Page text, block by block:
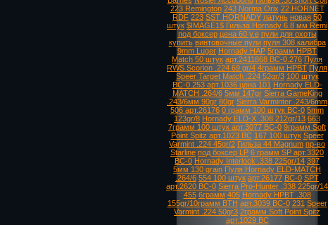
223 Remington 243 Norma Orix 22 HORNET
RDF 223 SST HORNADY латунь новая 50
штук $IMAGE1$ Гильза Hornady 6.8 мм Remi
под боксер цена 60 у.е пули для охоты
купить винтовочные пули пуля 308 калибра
9mm Luger Hornady HAP 5грамм HPBT
Match 50 штук арт.2411868 ВС-0.276 Пуля
RWS Scorion .224 69 gr/4 4грамм HPBT Пуля
Speer Target Match .224 52gr/3 100 штук
ВС-0.253 арт.1036 цена 101 Hornady ELD-
MATCH .264/6 5мм 147gr Sierra GameKing
.243/6мм 90gr 80gr Sierra Varminter .243/6mm
506 арт.26176 0 грамм 100 штук ВС-0 5mm
123gr/8 Hornady ELD-X .308 212gr/13 663
7грамм 100 штук арт.3077 ВС-0 9грамм Soft
Point Spitz арт.1023 ВС 167 100 штук Speer
Varmint .224 45gr/2 Гильза 44 Magnum пр-во
Starline под боксер LP 6 грамм SP арт.3320
ВС-0 Hornady Interlock .338 225gr/14 397
5мм 130 grain Пуля Hornady ELD-MATCH
.264/6 554 100 штук арт.26177 ВС-0 SPT
арт.2620 ВС-0 Sierra Pro-Hunter .338 225gr/14
455 6грамм 405 Hornady HPBT .308
155gr/10грамм BTH арт.3039 ВС-0 231 Speer
Varmint .224 50gr3 2грамм Soft Point Spitz
арт.1029 ВС